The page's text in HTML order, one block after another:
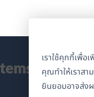
เราใช้คุกกี้เพื่อ
คุณทำให้เราสา
ยินยอมอาจส่ง